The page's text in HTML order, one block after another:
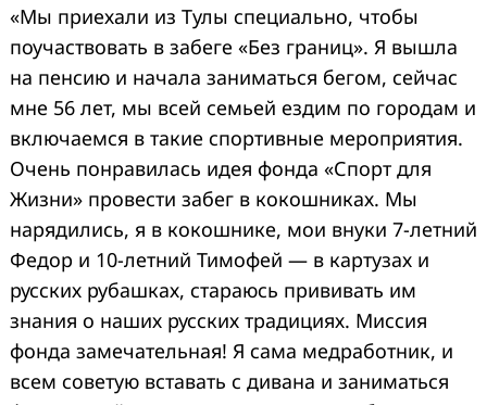
«Мы приехали из Тулы специально, чтобы
поучаствовать в забеге «Без границ». Я вышла
на пенсию и начала заниматься бегом, сейчас
мне 56 лет, мы всей семьей ездим по городам и
включаемся в такие спортивные мероприятия.
Очень понравилась идея фонда «Спорт для
Жизни» провести забег в кокошниках. Мы
нарядились, я в кокошнике, мои внуки 7-летний
Федор и 10-летний Тимофей — в картузах и
русских рубашках, стараюсь прививать им
знания о наших русских традициях. Миссия
фонда замечательная! Я сама медработник, и
всем советую вставать с дивана и заниматься